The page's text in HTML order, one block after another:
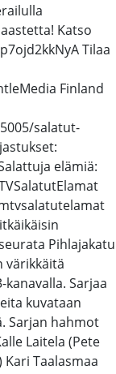
Katso
Tilaa
Finland
salatut-
elämiä:
Pihlajakatu
värikkäitä
kanavalla. Sarjaa
kuvataan
Sarjan hahmot
Laitela (Pete
Kari Taalasmaa